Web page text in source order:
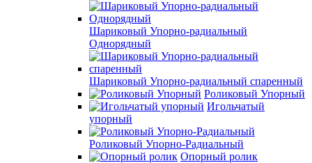
Шариковый Упорно-радиальный
Однорядный
Шариковый Упорно-радиальный спаренный
Роликовый Упорный
Игольчатый
упорный
Роликовый Упорно-Радиальный
Опорный ролик